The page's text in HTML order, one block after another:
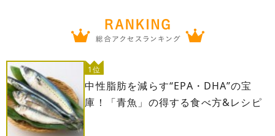
1位
中性脂肪を減らす“EPA・DHA”の宝
庫！「青魚」の得する食べ方&レシピ